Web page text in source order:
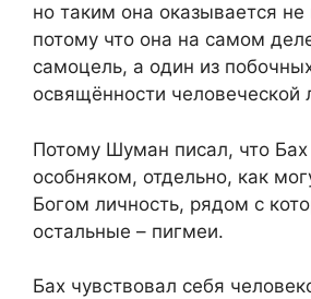
но таким она оказывается не
потому что она на самом
самоцель, а один из
освящённости человеческой
Потому Шуман писал, что Бах
особняком, отдельно, как
Богом личность, рядом с
остальные – пигмеи.
Бах чувствовал себя